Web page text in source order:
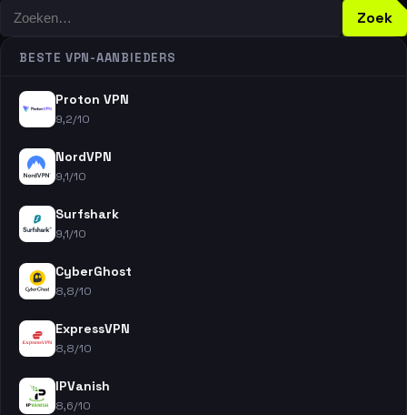
Zoeken Zoek
BESTE VPN-AANBIEDERS
Proton VPN
9,2/10
NordVPN
9,1/10
Surfshark
9,1/10
CyberGhost
8,8/10
ExpressVPN
8,8/10
IPVanish
8,6/10